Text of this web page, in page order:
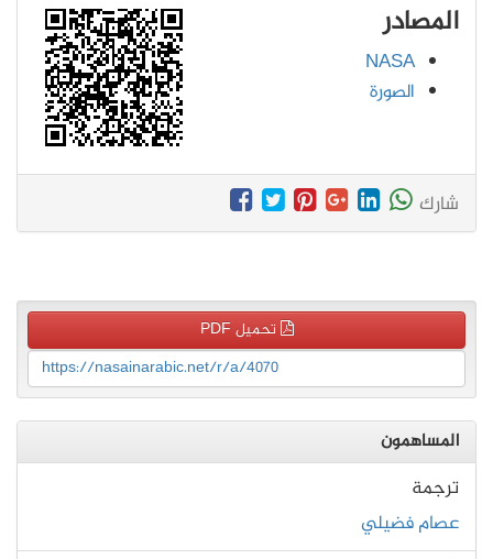
المصادر
NASA
الصورة
شارك
تحميل PDF
https://nasainarabic.net/r/a/4070
المساهمون
ترجمة
عصام فضيلي